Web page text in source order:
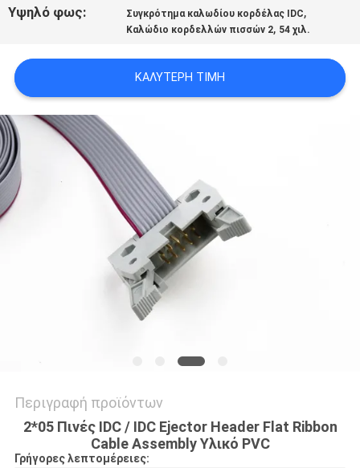
NEWS
SITEMAP
PRIVACY
POLICY
Υψηλό φως: Συγκρότημα καλωδίου κορδέλας IDC,
Καλώδιο κορδελλών πισσών 2, 54 χιλ.
ΚΑΛΎΤΕΡΗ ΤΙΜΉ
Περιγραφή προϊόντων
2*05 Πινές IDC / IDC Ejector Header Flat Ribbon
Cable Assembly Υλικό PVC
Γρήγορες λεπτομέρειες: